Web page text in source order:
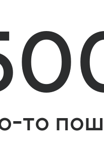
то